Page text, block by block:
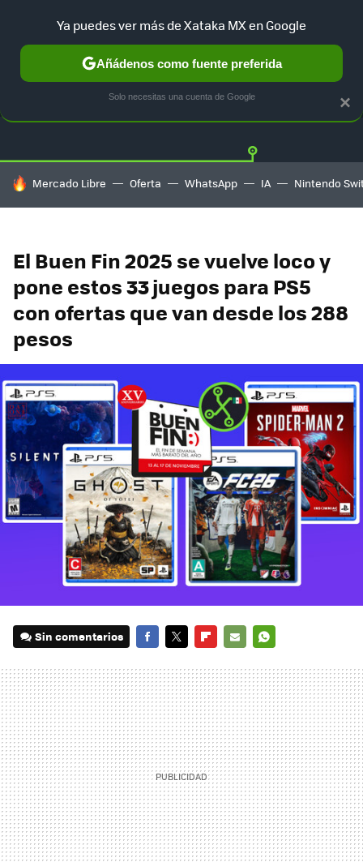
GUÍA DE COMPRAS MERCADO LIBRE
HOY SE HABLA DE
Mercado Libre Oferta WhatsApp IA Nintendo
El Buen Fin 2025 se vuelve loco y
pone estos 33 juegos para PS5
con ofertas que van desde los 288
pesos
Sin comentarios
MAIL
×
Ya puedes ver más de Xataka MX en Google
Añádenos como fuente preferida
Solo necesitas una cuenta de Google